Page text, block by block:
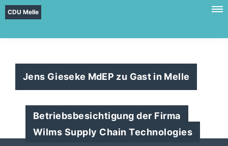
CDU Melle
Jens Gieseke MdEP zu Gast in Melle
Betriebsbesichtigung der Firma
Wilms Supply Chain Technologies